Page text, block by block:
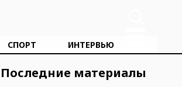
СПОРТ ИНТЕРВЬЮ
Последние материалы